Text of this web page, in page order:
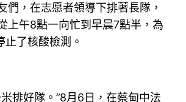
們，在志愿者領導下排著長隊，
上午8點一向忙到早晨7點半，為
了核酸檢測。
排好隊。”8月6日，在蔡甸中法